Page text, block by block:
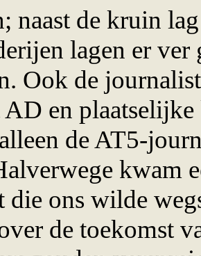
naast de kruin
lagen er ver
Ook de
en
de AT5-
kwam
die ons wilde
de toekomst